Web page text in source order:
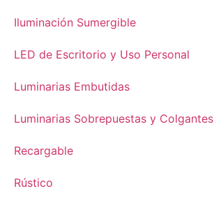
Iluminación Sumergible
LED de Escritorio y Uso Personal
Luminarias Embutidas
Luminarias Sobrepuestas y Colgantes
Recargable
Rústico